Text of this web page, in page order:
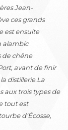
Jean-
ces grands
est ensuite
alambic
de chêne
avant de finir
distillerie.La
aux trois types de
tout est
d’Écosse,